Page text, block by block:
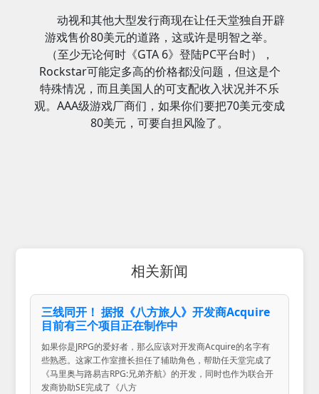
动视和其他大型发行商现在让任天堂独自开辟
游戏售价80美元的道路，这或许是明智之举。
（至少无论何时《GTA 6》登陆PC平台时），
Rockstar可能定多高的价格都没问题，但这是个
特殊情况，而且美国人的可支配收入状况并不乐
观。AAA级游戏厂商们，如果你们要把70美元变成
80美元，可要自担风险了。
相关新闻
三线同开！ 据报《八方旅人》开发商Acquire
目前有三个项目正在制作中
如果你是JRPG的爱好者，那么应该对开发商Acquire的名字有
些熟悉。这家工作室擅长担任了辅助角色，帮助任天堂完成了
《马里奥与路易吉RPG:兄弟齐航》的开发，同时也作为联合开
发商协助SE完成了《八方